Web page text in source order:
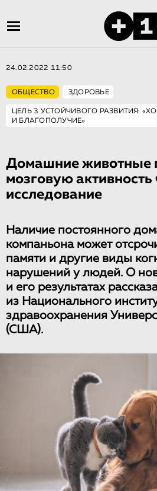
24.02.2022 11:50
ОБЩЕСТВО ЗДОРОВЬЕ
ЦЕЛЬ 3 УСТОЙЧИВОГО РАЗВИТИЯ:
И БЛАГОПОЛУЧИЕ»
Домашние животные
мозговую
исследование
Наличие постоянного
компаньона может
памяти и другие виды
нарушений у людей. О
и его результатах
из Национального
здравоохранения
(США).